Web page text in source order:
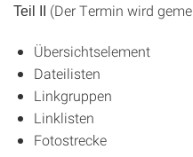
Teil II (Der Termin wird
Übersichtselement
Dateilisten
Linkgruppen
Linklisten
Fotostrecke